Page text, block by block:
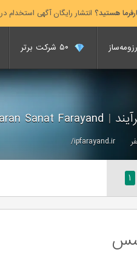
هستید؟ انتشار رایگان آگهی استخدام در ۲۵ استان و ۲۶ دسته‌بندی شغلی
رزومه‌ساز
|
ipfarayand.ir/
۱